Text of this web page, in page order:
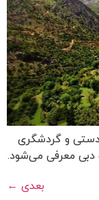
دستی و گردشگری
دبی معرفی می‌شود.
بعدی ←